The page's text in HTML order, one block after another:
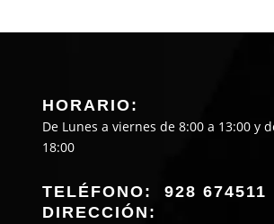
HORARIO:
De Lunes a viernes de 8:00 a 13:00 y
18:00
TELÉFONO: 928 674511
DIRECCIÓN: